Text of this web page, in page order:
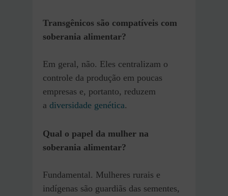
Transgênicos são compatíveis com
soberania alimentar?
Em geral, não. Eles centralizam o
controle da produção em poucas
empresas e, portanto, reduzem
a diversidade genética.
Qual o papel da mulher na
soberania alimentar?
Fundamental. Mulheres rurais e
indígenas são guardiãs das sementes,